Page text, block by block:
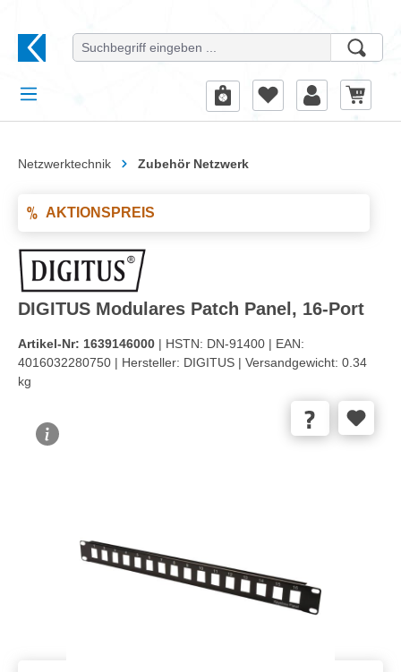
Netzwerktechnik Zubehör Netzwerk
AKTIONSPREIS
DIGITUS Modulares Patch Panel, 16-Port
Artikel-Nr: 1639146000 | HSTN: DN-91400 | EAN:
4016032280750 | Hersteller: DIGITUS | Versandgewicht: 0.34
kg